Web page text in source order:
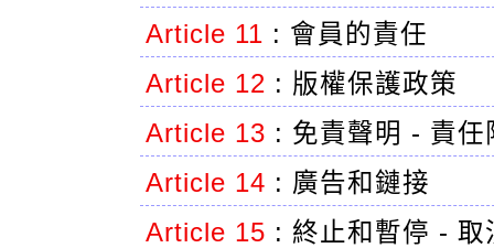
Article 11 : 會員的責任
Article 12 : 版權保護政策
Article 13 : 免責聲明 - 責任
Article 14 : 廣告和鏈接
Article 15 : 終止和暫停 - 取